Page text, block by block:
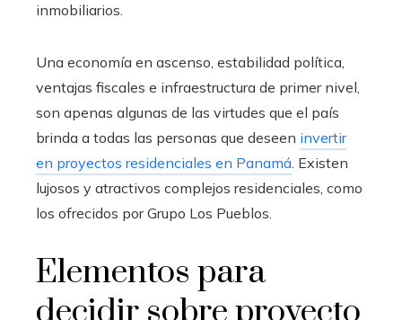
inmobiliarios.
Una economía en ascenso, estabilidad política,
ventajas fiscales e infraestructura de primer nivel,
son apenas algunas de las virtudes que el país
brinda a todas las personas que deseen invertir
en proyectos residenciales en Panamá. Existen
lujosos y atractivos complejos residenciales, como
los ofrecidos porGrupo Los Pueblos.
Elementos para